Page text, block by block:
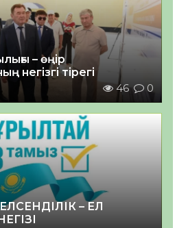
– өңір
негізгі тірегі
46 0
– ЕЛ